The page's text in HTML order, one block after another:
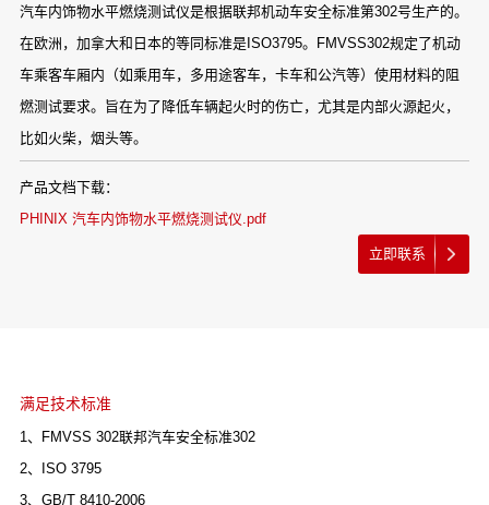
汽车内饰物水平燃烧测试仪是根据联邦机动车安全标准第302号生产的。
在欧洲，加拿大和日本的等同标准是ISO3795。FMVSS302规定了机动
车乘客车厢内（如乘用车，多用途客车，卡车和公汽等）使用材料的阻
燃测试要求。旨在为了降低车辆起火时的伤亡，尤其是内部火源起火，
比如火柴，烟头等。
产品文档下载：
PHINIX 汽车内饰物水平燃烧测试仪.pdf
立即联系
满足技术标准
1、FMVSS 302联邦汽车安全标准302
2、ISO 3795
3、GB/T 8410-2006